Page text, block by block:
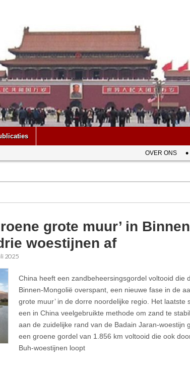
OVER ONS
grote muur’ in
woestijnen af
2025
China heeft een zandbeheersingsgordel voltooid die
Binnen-Mongolië overspant, een nieuwe fase in de
grote muur’ in de dorre noordelijke regio. Het laatste
een in China veelgebruikte methode om zand te
aan de zuidelijke rand van de Badain Jaran-woestijn
een groene gordel van 1.856 km voltooid die ook
Buh-woestijnen loopt